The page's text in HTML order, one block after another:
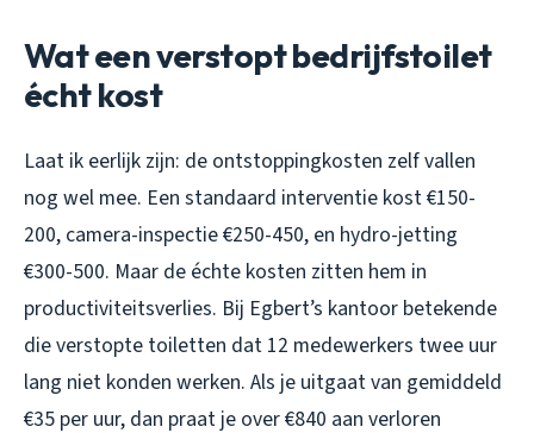
Wat een verstopt bedrijfstoilet
écht kost
Laat ik eerlijk zijn: de ontstoppingkosten zelf vallen
nog wel mee. Een standaard interventie kost €150-
200, camera-inspectie €250-450, en hydro-jetting
€300-500. Maar de échte kosten zitten hem in
productiviteitsverlies. Bij Egbert’s kantoor betekende
die verstopte toiletten dat 12 medewerkers twee uur
lang niet konden werken. Als je uitgaat van gemiddeld
€35 per uur, dan praat je over €840 aan verloren